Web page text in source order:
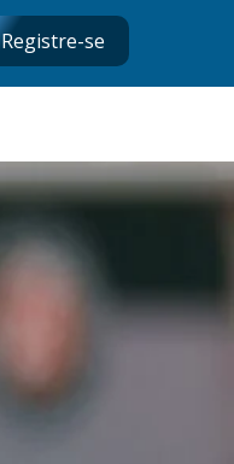
Registre-se